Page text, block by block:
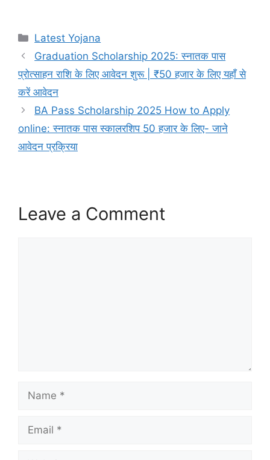
Categories
Latest Yojana
Graduation Scholarship 2025: स्नातक पास
प्रोत्साहन राशि के लिए आवेदन शुरू | ₹50 हजार के लिए यहाँ से
करें आवेदन
BA Pass Scholarship 2025 How to Apply
online: स्नातक पास स्कालरशिप 50 हजार के लिए- जाने
आवेदन प्रक्रिया
Leave a Comment